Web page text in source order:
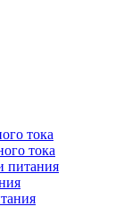
тока
тока
питания